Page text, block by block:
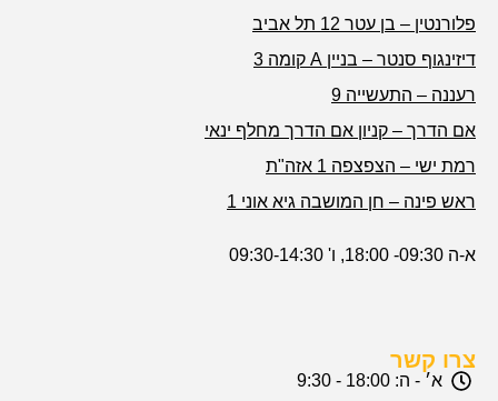
פלורנטין – בן עטר 12 תל אביב
דיזינגוף סנטר – בניין A קומה 3
רעננה – התעשייה 9
אם הדרך – קניון אם הדרך מחלף ינאי
רמת ישי – הצפצפה 1 אזה"ת
ראש פינה – חן המושבה גיא אוני 1
א-ה 09:30- 18:00, ו' 09:30-14:30
צרו קשר
א׳ - ה: 18:00 - 9:30